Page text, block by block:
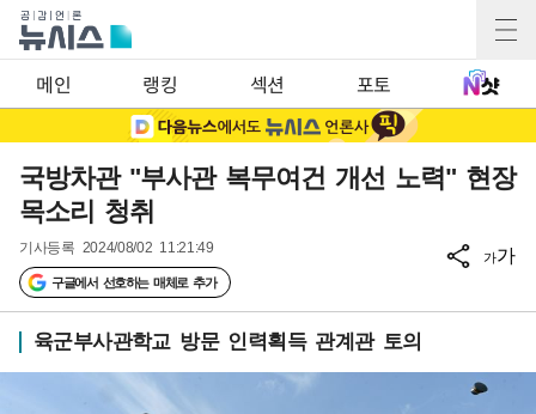
메인 랭킹 섹션 포토
국방차관 "부사관 복무여건 개선 노력" 현장
목소리 청취
기사등록 2024/08/02 11:21:49
구글에서 선호하는 매체로 추가
가가
육군부사관학교 방문 인력획득 관계관 토의